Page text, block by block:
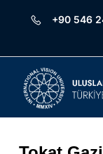
+90 546